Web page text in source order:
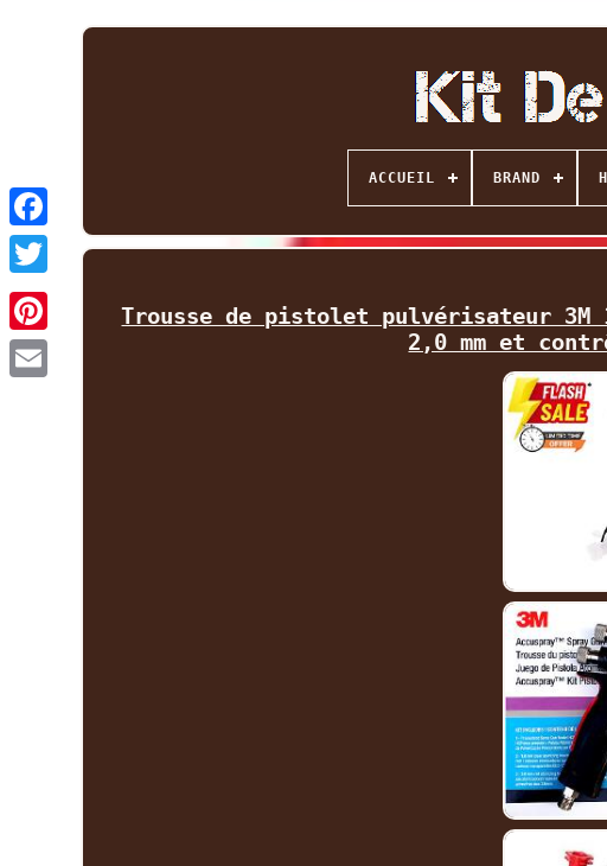
Facebook
Twitter
ACCUEIL BRAND
Trousse de pistolet pulvérisateur 3M
2,0 mm et